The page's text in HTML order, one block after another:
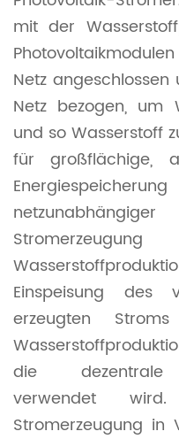
mit der
Netz
Netz bezogen, um
und so Wasserstoff
für großflächige,
Einspeisung des
erzeugten
die dezentrale
verwendet
Stromerzeugung in